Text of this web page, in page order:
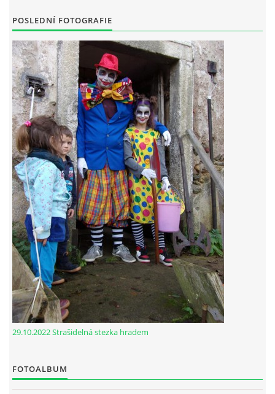
POSLEDNÍ FOTOGRAFIE
29.10.2022 Strašidelná stezka hradem
FOTOALBUM